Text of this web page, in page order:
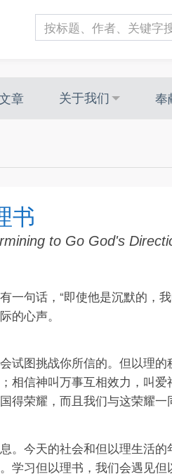
章 关于我们 奉
书
to Go God's
一句话，“即使他是沉默的，
的心声。
试图挑战你所信的。但以理
相信神叫万事互相效力，叫
得荣耀，而且我们与这荣耀一
。今天的社会和但以理生活
学习但以理书，我们会遇见但